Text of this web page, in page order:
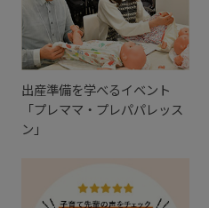
出産準備を学べるイベント
「プレママ・プレパパレッス
ン」